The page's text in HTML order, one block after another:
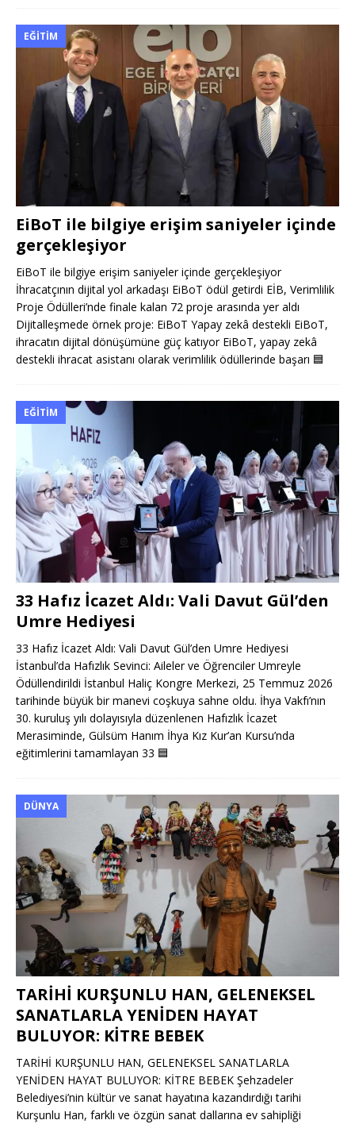
EĞITIM
EiBoT ile bilgiye erişim saniyeler içinde
gerçekleşiyor
EiBoT ile bilgiye erişim saniyeler içinde gerçekleşiyor
İhracatçının dijital yol arkadaşı EiBoT ödül getirdi EİB, Verimlilik
Proje Ödülleri’nde finale kalan 72 proje arasında yer aldı
Dijitalleşmede örnek proje: EiBoT Yapay zekâ destekli EiBoT,
ihracatın dijital dönüşümüne güç katıyor EiBoT, yapay zekâ
destekli ihracat asistanı olarak verimlilik ödüllerinde başarı 🟦
EĞITIM
33 Hafız İcazet Aldı: Vali Davut Gül’den
Umre Hediyesi
33 Hafız İcazet Aldı: Vali Davut Gül’den Umre Hediyesi
İstanbul’da Hafızlık Sevinci: Aileler ve Öğrenciler Umreyle
Ödüllendirildi İstanbul Haliç Kongre Merkezi, 25 Temmuz 2026
tarihinde büyük bir manevi coşkuya sahne oldu. İhya Vakfı’nın
30. kuruluş yılı dolayısıyla düzenlenen Hafızlık İcazet
Merasiminde, Gülsüm Hanım İhya Kız Kur’an Kursu’nda
eğitimlerini tamamlayan 33 🟦
DÜNYA
TARİHİ KURŞUNLU HAN, GELENEKSEL
SANATLARLA YENİDEN HAYAT
BULUYOR: KİTRE BEBEK
TARİHİ KURŞUNLU HAN, GELENEKSEL SANATLARLA
YENİDEN HAYAT BULUYOR: KİTRE BEBEK Şehzadeler
Belediyesi’nin kültür ve sanat hayatına kazandırdığı tarihi
Kurşunlu Han, farklı ve özgün sanat dallarına ev sahipliği